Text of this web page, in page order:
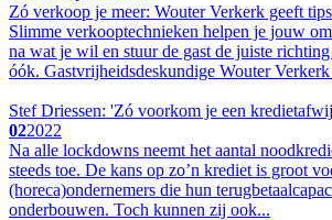
Zó verkoop je meer: Wouter Verkerk geeft tips
Slimme verkooptechnieken helpen je jouw
na wat je wil en stuur de gast de juiste
óók. Gastvrijheidsdeskundige Wouter
Stef Driessen: 'Zó voorkom je een
022022
Na alle lockdowns neemt het aantal
steeds toe. De kans op zo’n krediet is groot
(horeca)ondernemers die hun
onderbouwen. Toch kunnen zij ook...